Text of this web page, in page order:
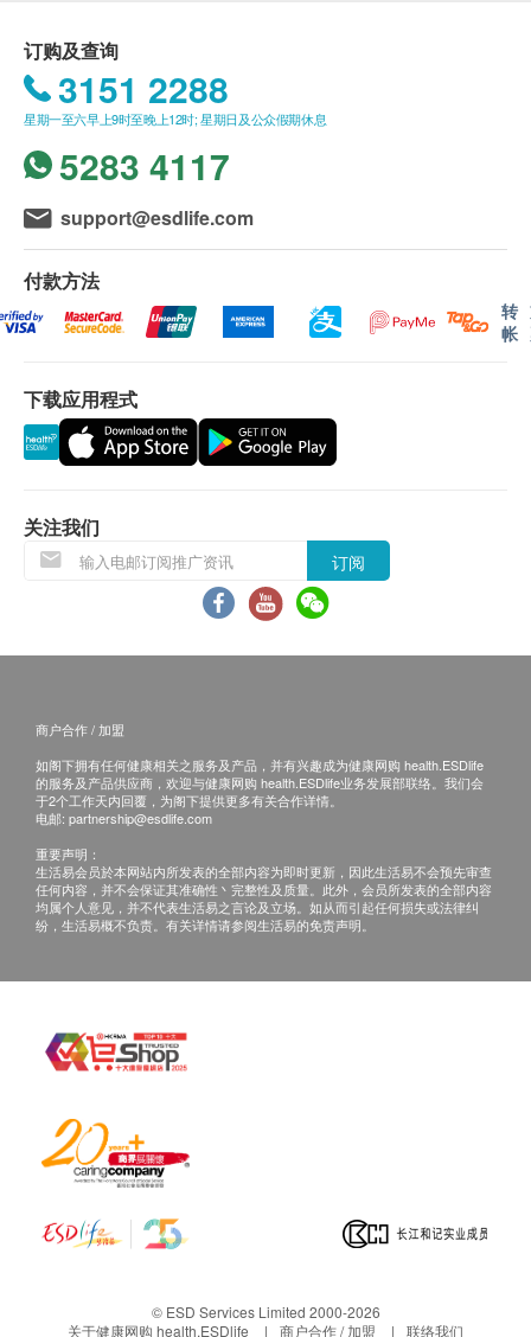
鳞状细胞癌抗原
癌抗原 15.3 (乳房) - 只限女士
人附睾分泌蛋白
妇科检查 重点项目
白带常规检查
心脏检查 重点项目
电脑扫描 重点项目
低剂量肺部电脑扫描
乙型肝炎表面抗体（定性）
乙型肝炎表面抗原（定性）
乙型肝炎e抗体 (定性)
幽门螺杆菌
碳14幽门螺旋菌吹气测试
X光 重点项目
颈椎X光检查
3 基本项目
一般检查
内科检查
血脂
甘油三酯
高密度脂蛋白
2、做膀胱、子宫、附件超声波时请勿排尿，如无尿
需饮水至膀胱充盈。做妇科检查前应排空尿。
3、未婚女性不做妇科检查。怀孕的女士或准备怀孕
的女性，请在检前告知医护人员，不要参加X线的检
查、骨密度及子宫颈刮片、宫颈液基薄层细泡学检
4、放射线禁忌者不宜X线检查，做放射线检查前，请
除去身上佩带的金银、玉器等饰物，如体内有金属植
入物，请在检查前告知体检医师。
5、做经颅多普勒检查时，需停服对脑血管有影响的
金属物品。
体检后：
台。
2、请您保存好体检结果，以便和下次体检结果作对
照，也可作为您就医时的资料。
身体检查计划有效期为3个月，客户必须于3个月内
（由确认付款日期起计）接受有关检查，逾期作
废。
体检时, 如果遇到医生不会説广东话的情况，深圳
维世达胜凯名医诊疗中心可安排医护人员陪同提供
如果商户页面与体检计划页面的繁体中文、简体中
文、英文三个版本有任何抵触或不相符之处，应以
繁体中文版本为准。
二、体检报告领取和讲解
体检报告会在体检后5~7个工作日内完成。客户可
以预留电邮地址，深圳维世达胜凯名医诊疗中心会
在体检报告完成后体检报告其发送至客户预留的电
体检报告完成后可预约医生讲解报告，客户可选择
以下渠道：
电话讲解：需至少提前1日预约具体时间（联络
电话：+86 0755-3689 9866；微信: +86
17376757181），医生会按预约时间主动联络
17376757181），体检客户在约定时间到中心
聼医生当面讲解。
三、免责声明
如有争议，健康网购health.ESDlife 及深圳维世达胜
凯名医诊疗中心保留最后决定权。
2. 本服务/产品由商户提供。生活易【健康网购
关此服务/产品的错漏或延误，或因使用此服务/产品而
引致的损失、损害、受伤或法律诉讼，健康网购
health.ESDlife概不负责。一切有关的索偿或查询，须
订购及查询
3151 2288
星期一至六早上9时至晚上12时; 星期日及公众假期休息
5283 4117
support@esdlife.com
付款方法
转
帐
下载应用程式
关注我们
订阅
商户合作 / 加盟
如阁下拥有任何健康相关之服务及产品，并有兴趣成为健康网购 health.ESDlife
的服务及产品供应商，欢迎与健康网购 health.ESDlife业务发展部联络。我们会
于2个工作天内回覆，为阁下提供更多有关合作详情。
电邮: partnership@esdlife.com
重要声明：
生活易会员於本网站内所发表的全部内容为即时更新，因此生活易不会预先审查
任何内容，并不会保证其准确性丶完整性及质量。此外，会员所发表的全部内容
均属个人意见，并不代表生活易之言论及立场。如从而引起任何损失或法律纠
纷，生活易概不负责。有关详情请参阅生活易的免责声明。
© ESD Services Limited 2000-2026
关于健康网购 health.ESDlife
商户合作 / 加盟 联络我们